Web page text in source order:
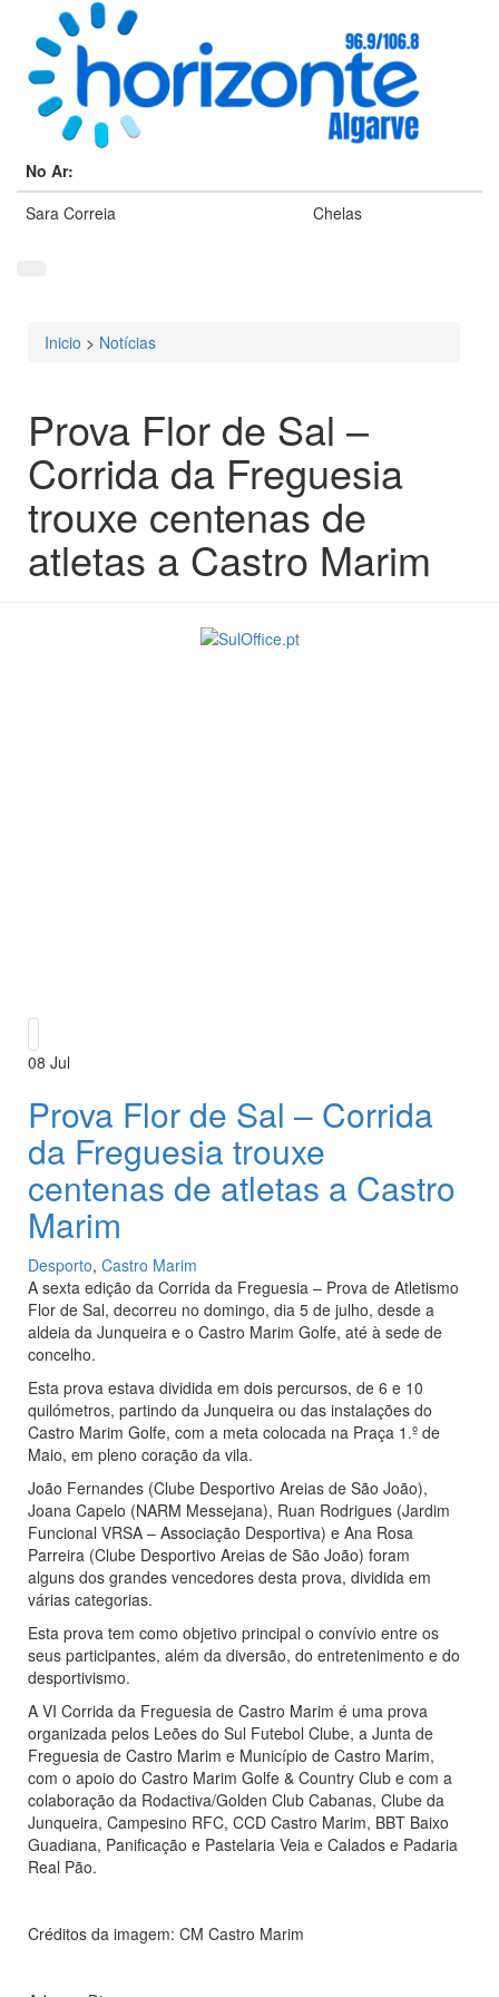
No Ar:
Sara Correia
Chelas
Está aqui
Inicio > Notícias
Prova Flor de Sal –
Corrida da Freguesia
trouxe centenas de
atletas a Castro Marim
08 Jul
Prova Flor de Sal – Corrida
da Freguesia trouxe
centenas de atletas a Castro
Marim
Desporto, Castro Marim
A sexta edição da Corrida da Freguesia – Prova de Atletismo
Flor de Sal, decorreu no domingo, dia 5 de julho, desde a
aldeia da Junqueira e o Castro Marim Golfe, até à sede de
concelho.
Esta prova estava dividida em dois percursos, de 6 e 10
quilómetros, partindo da Junqueira ou das instalações do
Castro Marim Golfe, com a meta colocada na Praça 1.º de
Maio, em pleno coração da vila.
João Fernandes (Clube Desportivo Areias de São João),
Joana Capelo (NARM Messejana), Ruan Rodrigues (Jardim
Funcional VRSA – Associação Desportiva) e Ana Rosa
Parreira (Clube Desportivo Areias de São João) foram
alguns dos grandes vencedores desta prova, dividida em
várias categorias.
Esta prova tem como objetivo principal o convívio entre os
seus participantes, além da diversão, do entretenimento e do
desportivismo.
A VI Corrida da Freguesia de Castro Marim é uma prova
organizada pelos Leões do Sul Futebol Clube, a Junta de
Freguesia de Castro Marim e Município de Castro Marim,
com o apoio do Castro Marim Golfe & Country Club e com a
colaboração da Rodactiva/Golden Club Cabanas, Clube da
Junqueira, Campesino RFC, CCD Castro Marim, BBT Baixo
Guadiana, Panificação e Pastelaria Veia e Calados e Padaria
Real Pão.
Créditos da imagem: CM Castro Marim